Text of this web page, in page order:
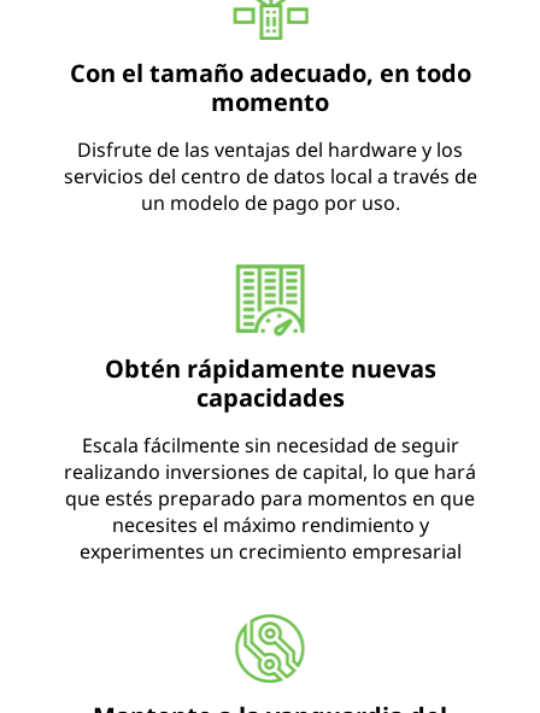
Con el tamaño adecuado, en todo
momento
Disfrute de las ventajas del hardware y los
servicios del centro de datos local a través de
un modelo de pago por uso.
Obtén rápidamente nuevas
capacidades
Escala fácilmente sin necesidad de seguir
realizando inversiones de capital, lo que hará
que estés preparado para momentos en que
necesites el máximo rendimiento y
experimentes un crecimiento empresarial